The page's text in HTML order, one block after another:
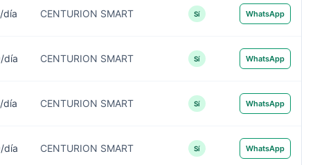
día CENTURION SMART Sí WhatsApp
día CENTURION SMART Sí WhatsApp
día CENTURION SMART Sí WhatsApp
día CENTURION SMART Sí WhatsApp